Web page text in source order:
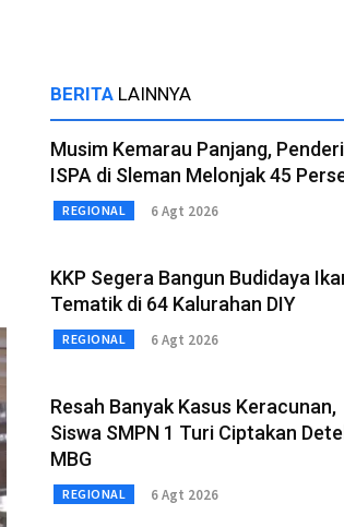
BERITA LAINNYA
Musim Kemarau Panjang,
ISPA di Sleman Melonjak 45
REGIONAL 6 Agt 2026
KKP Segera Bangun Budidaya
Tematik di 64 Kalurahan DIY
REGIONAL 6 Agt 2026
Resah Banyak Kasus Keracunan,
Siswa SMPN 1 Turi Ciptakan
MBG
REGIONAL 6 Agt 2026